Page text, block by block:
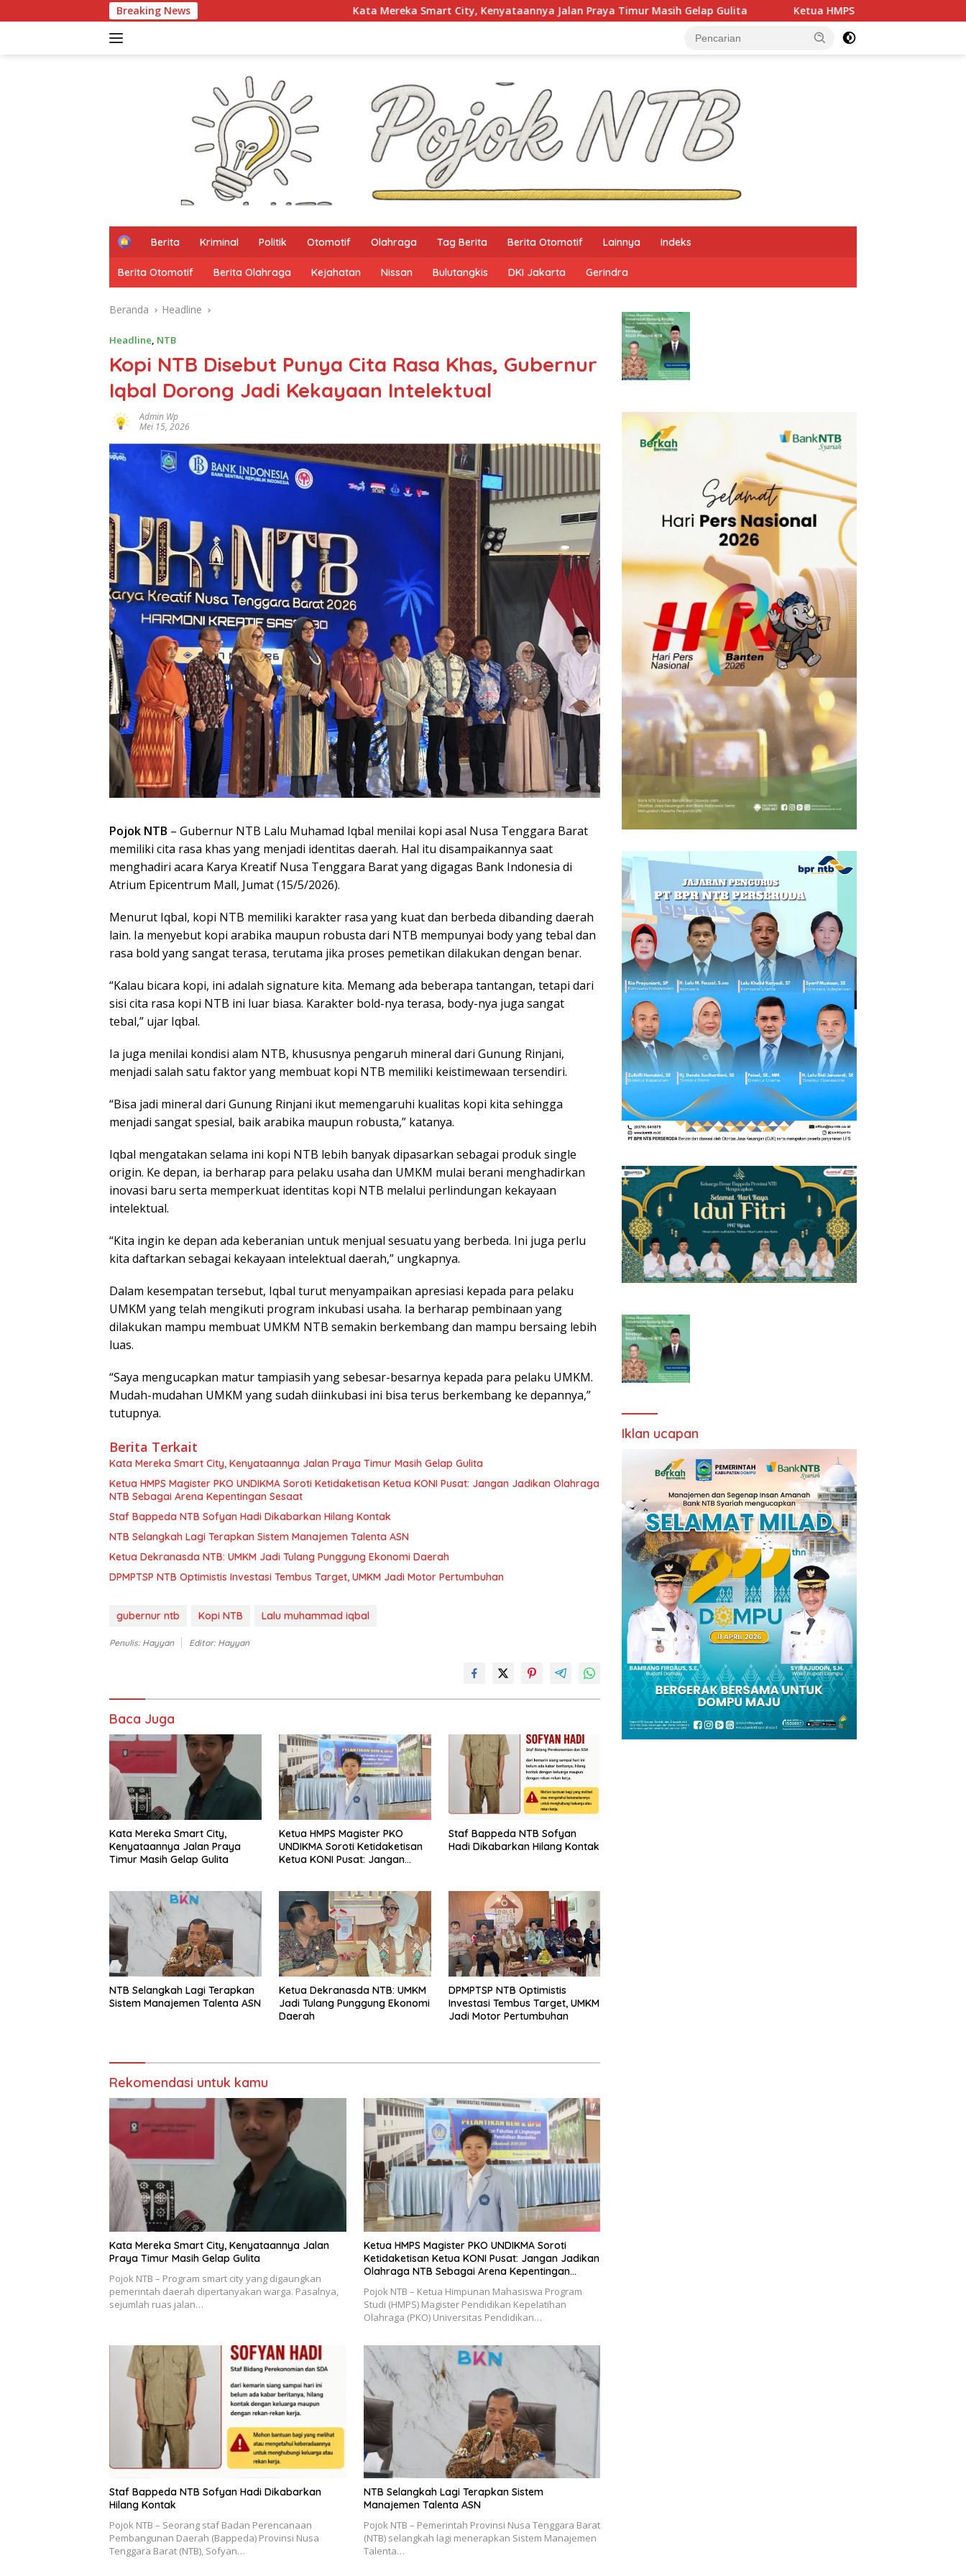
ke
Breaking News Kata Mereka Smart City, Kenyataannya Jalan Praya Timur Masih Gelap Gulita Ketua HMPS Magister PKO UNDIKMA Soroti Ketidaketisan
H
m
e
Berita Kriminal Politik Otomotif Olahraga Tag Berita Berita Otomotif Lainnya Indeks
Berita Otomotif Berita Olahraga Kejahatan Nissan Bulutangkis DKI Jakarta Gerindra
Beranda Headline
Headline, NTB
Kopi NTB Disebut Punya Cita Rasa Khas, Gubernur
Iqbal Dorong Jadi Kekayaan Intelektual
Admin Wp
Mei 15, 2026
Pojok NTB – Gubernur NTB Lalu Muhamad Iqbal menilai kopi asal Nusa Tenggara Barat
memiliki cita rasa khas yang menjadi identitas daerah. Hal itu disampaikannya saat
menghadiri acara Karya Kreatif Nusa Tenggara Barat yang digagas Bank Indonesia di
Atrium Epicentrum Mall, Jumat (15/5/2026).
Menurut Iqbal, kopi NTB memiliki karakter rasa yang kuat dan berbeda dibanding daerah
lain. Ia menyebut kopi arabika maupun robusta dari NTB mempunyai body yang tebal dan
rasa bold yang sangat terasa, terutama jika proses pemetikan dilakukan dengan benar.
“Kalau bicara kopi, ini adalah signature kita. Memang ada beberapa tantangan, tetapi dari
sisi cita rasa kopi NTB ini luar biasa. Karakter bold-nya terasa, body-nya juga sangat
tebal,” ujar Iqbal.
Ia juga menilai kondisi alam NTB, khususnya pengaruh mineral dari Gunung Rinjani,
menjadi salah satu faktor yang membuat kopi NTB memiliki keistimewaan tersendiri.
“Bisa jadi mineral dari Gunung Rinjani ikut memengaruhi kualitas kopi kita sehingga
menjadi sangat spesial, baik arabika maupun robusta,” katanya.
Iqbal mengatakan selama ini kopi NTB lebih banyak dipasarkan sebagai produk single
origin. Ke depan, ia berharap para pelaku usaha dan UMKM mulai berani menghadirkan
inovasi baru serta memperkuat identitas kopi NTB melalui perlindungan kekayaan
intelektual.
“Kita ingin ke depan ada keberanian untuk menjual sesuatu yang berbeda. Ini juga perlu
kita daftarkan sebagai kekayaan intelektual daerah,” ungkapnya.
Dalam kesempatan tersebut, Iqbal turut menyampaikan apresiasi kepada para pelaku
UMKM yang telah mengikuti program inkubasi usaha. Ia berharap pembinaan yang
dilakukan mampu membuat UMKM NTB semakin berkembang dan mampu bersaing lebih
luas.
“Saya mengucapkan matur tampiasih yang sebesar-besarnya kepada para pelaku UMKM.
Mudah-mudahan UMKM yang sudah diinkubasi ini bisa terus berkembang ke depannya,”
tutupnya.
Berita Terkait
Kata Mereka Smart City, Kenyataannya Jalan Praya Timur Masih Gelap Gulita
Ketua HMPS Magister PKO UNDIKMA Soroti Ketidaketisan Ketua KONI Pusat: Jangan Jadikan Olahraga
NTB Sebagai Arena Kepentingan Sesaat
Staf Bappeda NTB Sofyan Hadi Dikabarkan Hilang Kontak
NTB Selangkah Lagi Terapkan Sistem Manajemen Talenta ASN
Ketua Dekranasda NTB: UMKM Jadi Tulang Punggung Ekonomi Daerah
DPMPTSP NTB Optimistis Investasi Tembus Target, UMKM Jadi Motor Pertumbuhan
gubernur ntb Kopi NTB Lalu muhammad iqbal
Penulis: Hayyan Editor: Hayyan
Baca Juga
Kata Mereka Smart City,
Kenyataannya Jalan Praya
Timur Masih Gelap Gulita
Ketua HMPS Magister PKO
UNDIKMA Soroti Ketidaketisan
Ketua KONI Pusat: Jangan
Sesaat
Staf Bappeda NTB Sofyan
Hadi Dikabarkan Hilang Kontak
NTB Selangkah Lagi Terapkan
Sistem Manajemen Talenta ASN
Ketua Dekranasda NTB: UMKM
Jadi Tulang Punggung Ekonomi
Daerah
DPMPTSP NTB Optimistis
Investasi Tembus Target, UMKM
Jadi Motor Pertumbuhan
Rekomendasi untuk kamu
Kata Mereka Smart City, Kenyataannya Jalan
Praya Timur Masih Gelap Gulita
Pojok NTB – Program smart city yang digaungkan
pemerintah daerah dipertanyakan warga. Pasalnya,
sejumlah ruas jalan…
Ketua HMPS Magister PKO UNDIKMA Soroti
Ketidaketisan Ketua KONI Pusat: Jangan Jadikan
Olahraga NTB Sebagai Arena Kepentingan
Pojok NTB – Ketua Himpunan Mahasiswa Program
Studi (HMPS) Magister Pendidikan Kepelatihan
Olahraga (PKO) Universitas Pendidikan…
Staf Bappeda NTB Sofyan Hadi Dikabarkan
Hilang Kontak
Pojok NTB – Seorang staf Badan Perencanaan
Pembangunan Daerah (Bappeda) Provinsi Nusa
Tenggara Barat (NTB), Sofyan…
NTB Selangkah Lagi Terapkan Sistem
Manajemen Talenta ASN
Pojok NTB – Pemerintah Provinsi Nusa Tenggara Barat
(NTB) selangkah lagi menerapkan Sistem Manajemen
Talenta…
Iklan ucapan